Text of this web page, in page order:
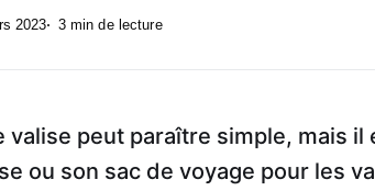
2023 3 min de lecture
valise peut paraître simple, mais
ou son sac de voyage pour les